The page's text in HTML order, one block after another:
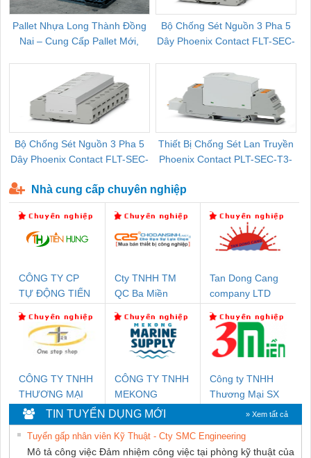
Pallet Nhựa Long Thành Đồng
Nai – Cung Cấp Pallet Mới,
Bộ Chống Sét Nguồn 3 Pha 5
Dây Phoenix Contact FLT-SEC-
Bộ Chống Sét Nguồn 3 Pha 5
Dây Phoenix Contact FLT-SEC-
Thiết Bị Chống Sét Lan Truyền
Phoenix Contact PLT-SEC-T3-
Nhà cung cấp chuyên nghiệp
CÔNG TY CP
TỰ ĐỘNG TIẾN
Cty TNHH TM
QC Ba Miền
Tan Dong Cang
company LTD
CÔNG TY TNHH
THƯƠNG MẠI
THIÊN ÂN VIỆT
NAM
CÔNG TY TNHH
MEKONG
MARINE
SUPPLY
Công ty TNHH
Thương Mại SX
TIN TUYỂN DỤNG MỚI » Xem tất cả
Tuyển gấp nhân viên Kỹ Thuật - Cty SMC Engineering
Mô tả công việc Đảm nhiệm công việc tại phòng kỹ thuật của